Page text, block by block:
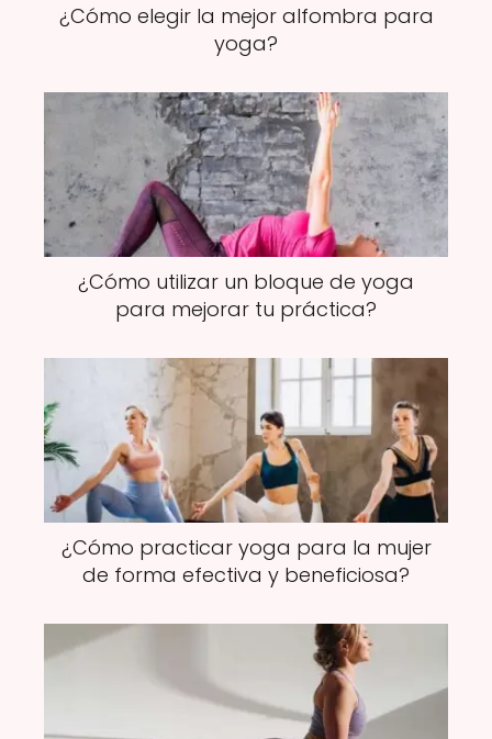
¿Cómo elegir la mejor alfombra para
yoga?
¿Cómo utilizar un bloque de yoga
para mejorar tu práctica?
¿Cómo practicar yoga para la mujer
de forma efectiva y beneficiosa?